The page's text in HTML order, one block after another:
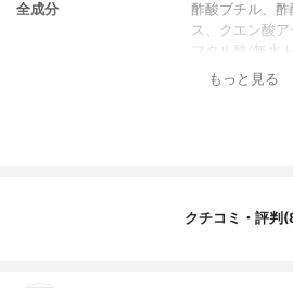
全成分
酢酸ブチル、
ス、クエン酸
フタル酸/無水
コポリマー、
チル/VA）コ
テアラルコニウ
もっと見る
クチコミ・評判